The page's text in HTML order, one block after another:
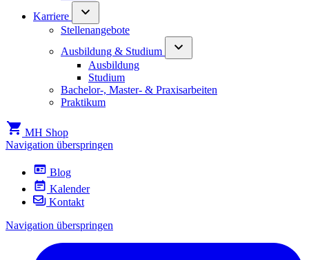
Karriere
Stellenangebote
Ausbildung & Studium
Ausbildung
Studium
Bachelor-, Master- & Praxisarbeiten
Praktikum
MH Shop
Navigation überspringen
Blog
Kalender
Kontakt
Navigation überspringen